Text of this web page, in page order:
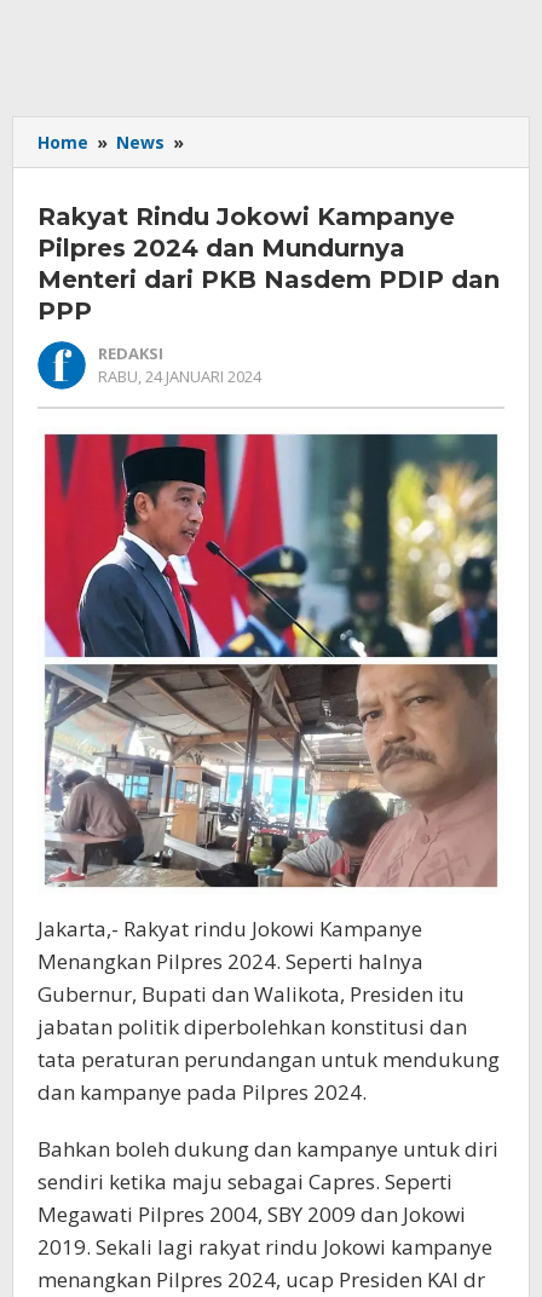
Home » News »
Rindu
Kampanye
Pilpres
2024
dan
dari
PDIP
dan
PPP
Rakyat Rindu Jokowi Kampanye
Pilpres 2024 dan Mundurnya
Menteri dari PKB Nasdem PDIP dan
PPP
REDAKSI
RABU, 24 JANUARI 2024
Jakarta,- Rakyat rindu Jokowi Kampanye
Menangkan Pilpres 2024. Seperti halnya
Gubernur, Bupati dan Walikota, Presiden itu
jabatan politik diperbolehkan konstitusi dan
tata peraturan perundangan untuk mendukung
dan kampanye pada Pilpres 2024.
Bahkan boleh dukung dan kampanye untuk diri
sendiri ketika maju sebagai Capres. Seperti
Megawati Pilpres 2004, SBY 2009 dan Jokowi
2019. Sekali lagi rakyat rindu Jokowi kampanye
menangkan Pilpres 2024, ucap Presiden KAI dr